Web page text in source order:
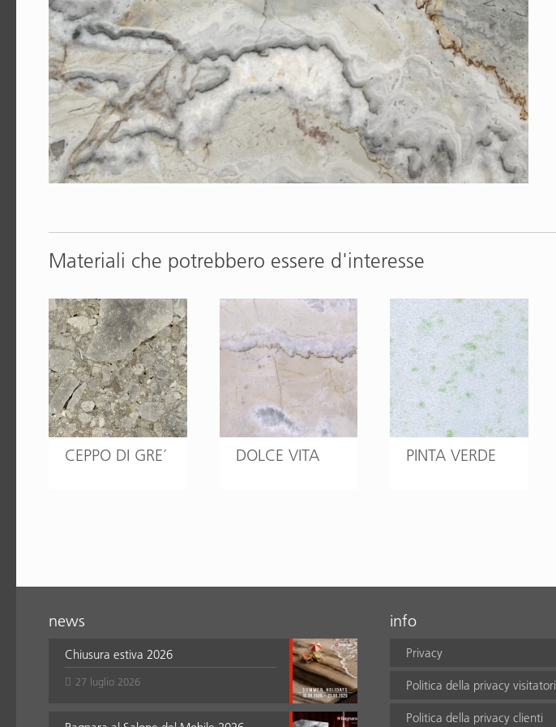
Materiali che potrebbero essere d'interesse
CEPPO DI GRE´ DOLCE VITA PINTA VERDE
news
Chiusura estiva 2026
27 luglio 2026
info
Privacy
Politica della privacy visitatori
Politica della privacy clienti